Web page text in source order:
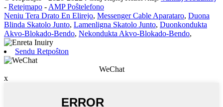
- Retejmapo - AMP Poŝtelefono
Neniu Tera Drato En Elirejo, Messenger Cable Aparataro, Duona
Blinda Skatolo Junto, Lamenligna Skatolo Junto, Duonkondukta
Akvo-Blokado-Bendo, Nekondukta Akvo-Blokado-Bendo,
Sendu Retpoŝton
WeChat
x